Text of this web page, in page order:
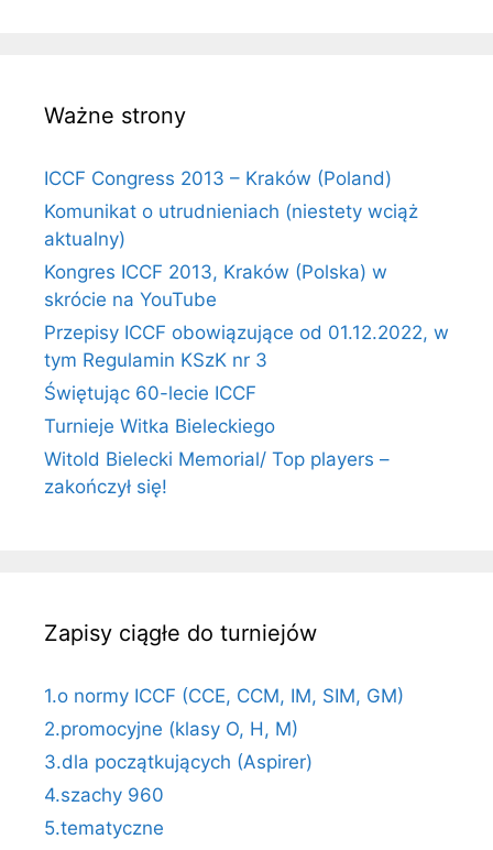
Ważne strony
ICCF Congress 2013 – Kraków (Poland)
Komunikat o utrudnieniach (niestety wciąż
aktualny)
Kongres ICCF 2013, Kraków (Polska) w
skrócie na YouTube
Przepisy ICCF obowiązujące od 01.12.2022, w
tym Regulamin KSzK nr 3
Świętując 60-lecie ICCF
Turnieje Witka Bieleckiego
Witold Bielecki Memorial/ Top players –
zakończył się!
Zapisy ciągłe do turniejów
1.o normy ICCF (CCE, CCM, IM, SIM, GM)
2.promocyjne (klasy O, H, M)
3.dla początkujących (Aspirer)
4.szachy 960
5.tematyczne